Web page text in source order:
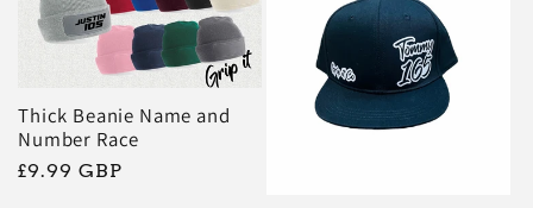
Thick Beanie Name and
Number Race
Prix
£9.99 GBP